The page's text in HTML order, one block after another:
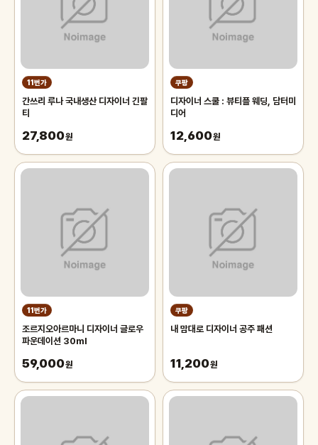
11번가
간쓰리 루나 국내생산 디자이너 긴팔
티
27,800원
쿠팡
디자이너 스쿨 : 뷰티플 웨딩, 담터미
디어
12,600원
11번가
조르지오아르마니 디자이너 글로우
파운데이션 30ml
59,000원
쿠팡
내 맘대로 디자이너 공주 패션
11,200원